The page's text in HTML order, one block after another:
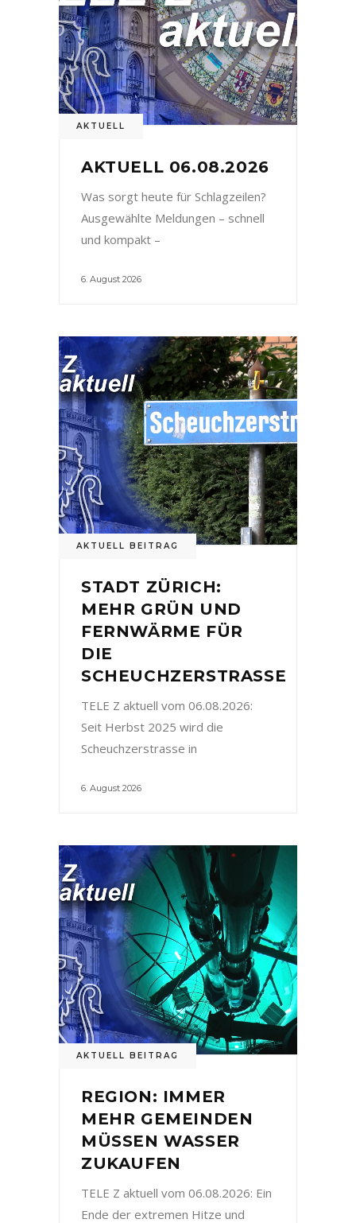
AKTUELL
AKTUELL 06.08.2026
Was sorgt heute für Schlagzeilen?
Ausgewählte Meldungen – schnell
und kompakt –
6. August 2026
AKTUELL BEITRAG
STADT ZÜRICH:
MEHR GRÜN UND
FERNWÄRME FÜR
DIE
SCHEUCHZERSTRASSE
TELE Z aktuell vom 06.08.2026:
Seit Herbst 2025 wird die
Scheuchzerstrasse in
6. August 2026
AKTUELL BEITRAG
REGION: IMMER
MEHR GEMEINDEN
MÜSSEN WASSER
ZUKAUFEN
TELE Z aktuell vom 06.08.2026: Ein
Ende der extremen Hitze und